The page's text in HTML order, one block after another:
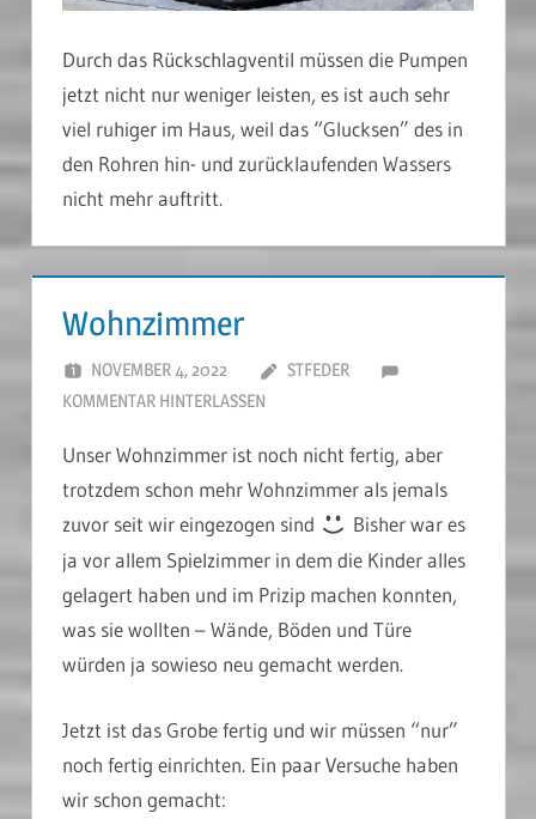
Durch das Rückschlagventil müssen die Pumpen
jetzt nicht nur weniger leisten, es ist auch sehr
viel ruhiger im Haus, weil das “Glucksen” des in
den Rohren hin- und zurücklaufenden Wassers
nicht mehr auftritt.
Wohnzimmer
NOVEMBER 4, 2022
STFEDER
KOMMENTAR HINTERLASSEN
Unser Wohnzimmer ist noch nicht fertig, aber
trotzdem schon mehr Wohnzimmer als jemals
zuvor seit wir eingezogen sind
Bisher war es
ja vor allem Spielzimmer in dem die Kinder alles
gelagert haben und im Prizip machen konnten,
was sie wollten – Wände, Böden und Türe
würden ja sowieso neu gemacht werden.
Jetzt ist das Grobe fertig und wir müssen “nur”
noch fertig einrichten. Ein paar Versuche haben
wir schon gemacht: